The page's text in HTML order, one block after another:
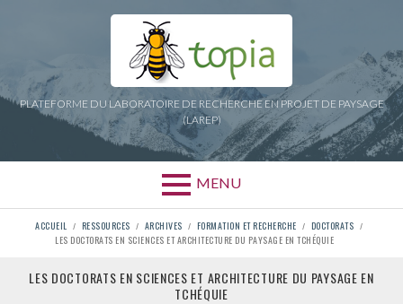
PLATEFORME DU LABORATOIRE DE RECHERCHE EN PROJET DE PAYSAGE
(LAREP)
MENU
FIL
D'ARIANE
ACCUEIL RESSOURCES ARCHIVES FORMATION ET RECHERCHE
DOCTORATS
LES DOCTORATS EN SCIENCES ET ARCHITECTURE DU PAYSAGE EN TCHÉQUIE
LES DOCTORATS EN SCIENCES ET ARCHITECTURE DU PAYSAGE EN
TCHÉQUIE